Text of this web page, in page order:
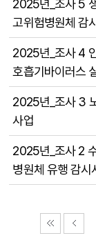
2025년_조사 5
고위험병원체 감시
2025년_조사 4
호흡기바이러스
2025년_조사 3
사업
2025년_조사 2
병원체 유행 감시